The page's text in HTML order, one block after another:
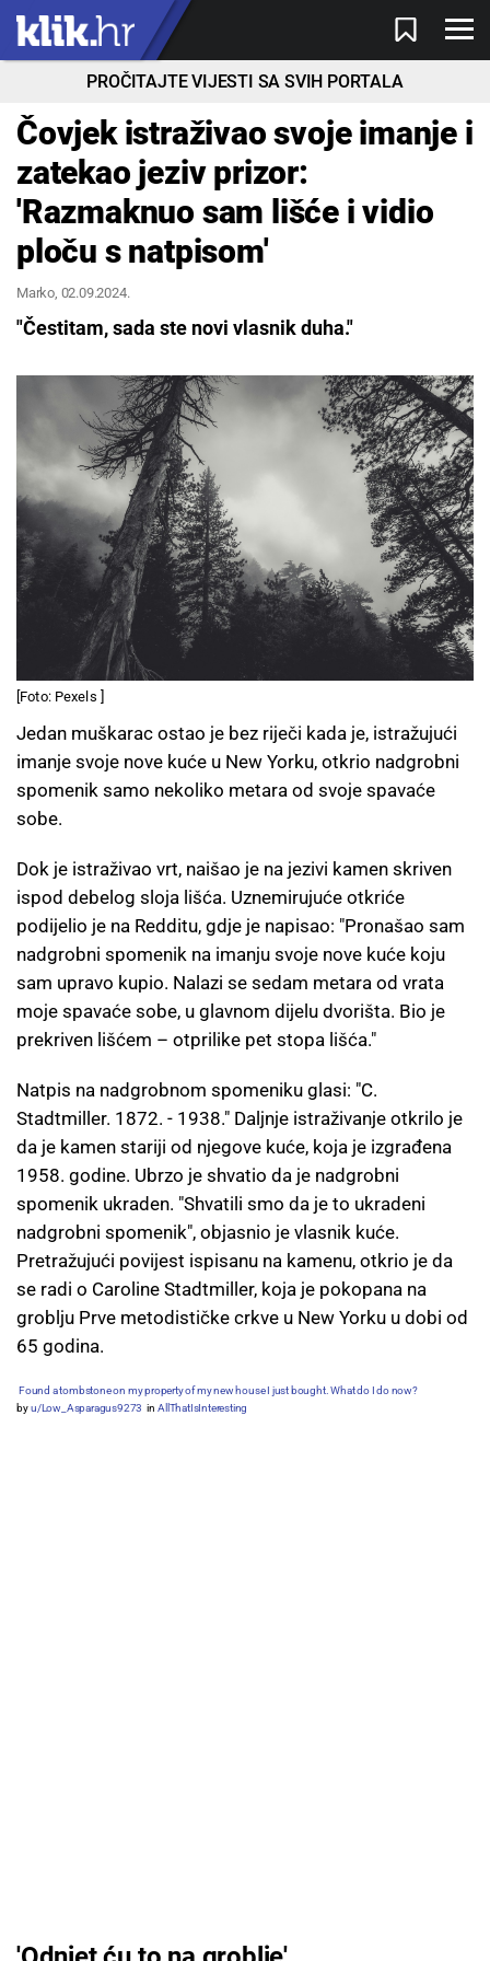
PROČITAJTE VIJESTI SA SVIH PORTALA
Čovjek istraživao svoje imanje i
zatekao jeziv prizor:
'Razmaknuo sam lišće i vidio
ploču s natpisom'
Marko, 02.09.2024.
"Čestitam, sada ste novi vlasnik duha."
[Foto: Pexels ]
Jedan muškarac ostao je bez riječi kada je, istražujući
imanje svoje nove kuće u New Yorku, otkrio nadgrobni
spomenik samo nekoliko metara od svoje spavaće
sobe.
Dok je istraživao vrt, naišao je na jezivi kamen skriven
ispod debelog sloja lišća. Uznemirujuće otkriće
podijelio je na Redditu, gdje je napisao: "Pronašao sam
nadgrobni spomenik na imanju svoje nove kuće koju
sam upravo kupio. Nalazi se sedam metara od vrata
moje spavaće sobe, u glavnom dijelu dvorišta. Bio je
prekriven lišćem – otprilike pet stopa lišća."
Natpis na nadgrobnom spomeniku glasi: "C.
Stadtmiller. 1872. - 1938." Daljnje istraživanje otkrilo je
da je kamen stariji od njegove kuće, koja je izgrađena
1958. godine. Ubrzo je shvatio da je nadgrobni
spomenik ukraden. "Shvatili smo da je to ukradeni
nadgrobni spomenik", objasnio je vlasnik kuće.
Pretražujući povijest ispisanu na kamenu, otkrio je da
se radi o Caroline Stadtmiller, koja je pokopana na
groblju Prve metodističke crkve u New Yorku u dobi od
65 godina.
Found a tombstone on my property of my new house I just bought. What do I do now?
byu/Low_Asparagus9273 in AllThatIsInteresting